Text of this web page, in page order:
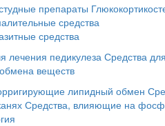
препараты
средства
средства
лечения педикулеза Средства
веществ
липидный обмен
Средства, влияющие на